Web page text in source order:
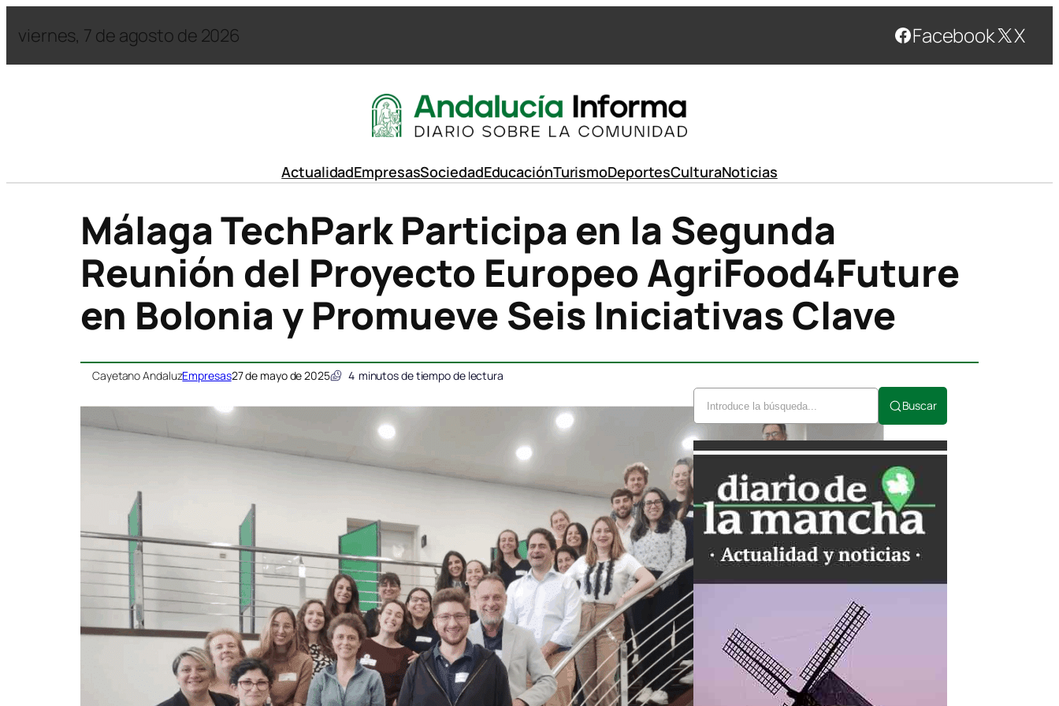
viernes, 7 de agosto de 2026 Facebook X
ActualidadEmpresasSociedadEducaciónTurismoDeportesCulturaNoticias
Málaga TechPark Participa en la Segunda
Reunión del Proyecto Europeo AgriFood4Future
en Bolonia y Promueve Seis Iniciativas Clave
Cayetano AndaluzEmpresas27 de mayo de 2025 4 minutos de tiempo de lectura
Buscar